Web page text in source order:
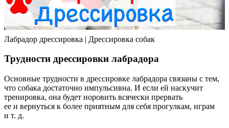
Лабрадор дрессировка | Дрессировка собак
Трудности дрессировки лабрадора
Основные трудности в дрессировке лабрадора связаны с тем,
что собака достаточно импульсивна. И если ей наскучит
тренировка, она будет норовить всячески прервать
ее и вернуться к более приятным для себя прогулкам, играм
и т. д.